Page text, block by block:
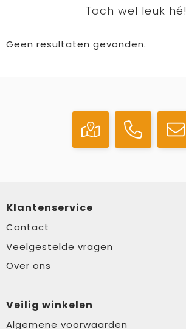
Toch wel leuk hé!
Geen resultaten gevonden.
Klantenservice
Contact
Veelgestelde vragen
Over ons
Veilig winkelen
Algemene voorwaarden